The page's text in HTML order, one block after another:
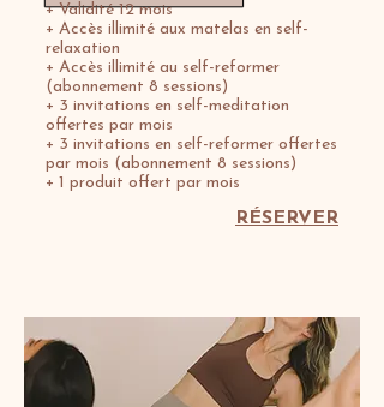
+ Validité 12 mois
+ Accès illimité aux matelas en self-
relaxation
+ Accès illimité au self-reformer
(abonnement 8 sessions)
+ 3 invitations en self-meditation
offertes par mois
+ 3 invitations en self-reformer offertes
par mois (abonnement 8 sessions)
+ 1 produit offert par mois
RÉSERVER